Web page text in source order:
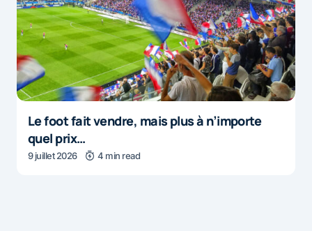
Le foot fait vendre, mais plus à n’importe
quel prix…
9 juillet 2026 4 min read